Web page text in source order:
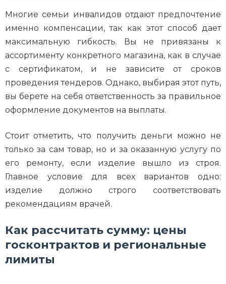
Многие семьи инвалидов отдают предпочтение
именно компенсации, так как этот способ дает
максимальную гибкость. Вы не привязаны к
ассортименту конкретного магазина, как в случае
с сертификатом, и не зависите от сроков
проведения тендеров. Однако, выбирая этот путь,
вы берете на себя ответственность за правильное
оформление документов на выплаты.
Стоит отметить, что получить деньги можно не
только за сам товар, но и за оказанную услугу по
его ремонту, если изделие вышло из строя.
Главное условие для всех вариантов одно:
изделие должно строго соответствовать
рекомендациям врачей.
Как рассчитать сумму: цены
госконтрактов и региональные
лимиты